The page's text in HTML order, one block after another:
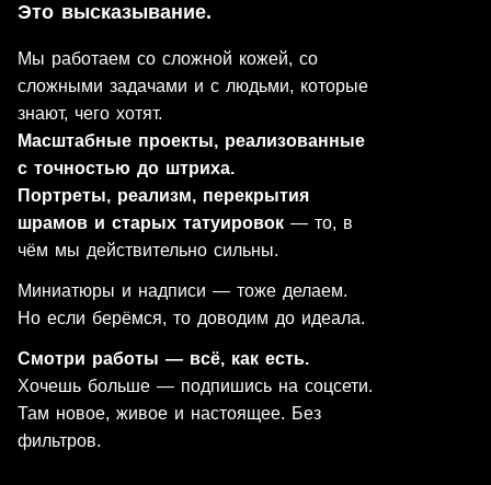
Это высказывание.
Мы работаем со сложной кожей, со
сложными задачами и с людьми, которые
знают, чего хотят.
Масштабные проекты, реализованные
с точностью до штриха.
Портреты, реализм, перекрытия
шрамов и старых татуировок— то, в
чём мы действительно сильны.
Миниатюры и надписи — тоже делаем.
Но если берёмся, то доводим до идеала.
Смотри работы — всё, как есть.
Хочешь больше — подпишись на соцсети.
Там новое, живое и настоящее. Без
фильтров.